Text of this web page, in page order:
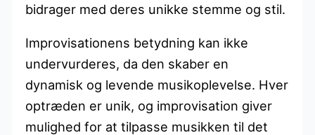
bidrager med deres unikke stemme og stil.
Improvisationens betydning kan ikke
undervurderes, da den skaber en
dynamisk og levende musikoplevelse. Hver
optræden er unik, og improvisation giver
mulighed for at tilpasse musikken til det